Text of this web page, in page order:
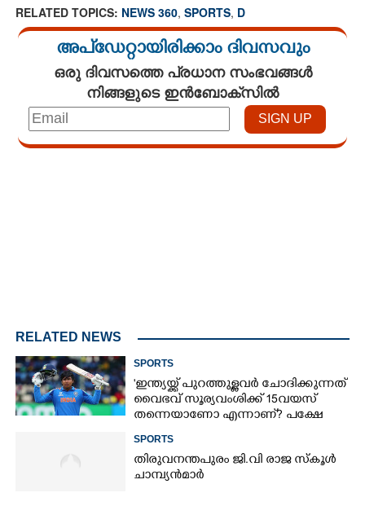
RELATED TOPICS: NEWS 360, SPORTS, D
അപ്ഡേറ്റായിരിക്കാം ദിവസവും
ഒരു ദിവസത്തെ പ്രധാന സംഭവങ്ങൾ
നിങ്ങളുടെ ഇൻബോക്സിൽ
RELATED NEWS
SPORTS
'ഇന്ത്യയ്ക്ക് പുറത്തുള്ളവർ ചോദിക്കുന്നത്
വൈഭവ് സൂര്യവംശിക്ക് 15വയസ്
തന്നെയാണോ എന്നാണ്? പക്ഷേ
SPORTS
തിരുവനന്തപുരം ജി.വി രാജ സ്കൂൾ
ചാമ്പ്യൻമാർ